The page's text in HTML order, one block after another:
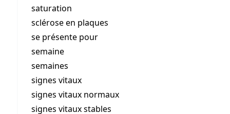
saturation
sclérose en plaques
se présente pour
semaine
semaines
signes vitaux
signes vitaux normaux
signes vitaux stables